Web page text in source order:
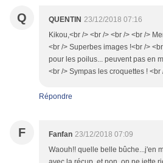
Q QUENTIN 23/12/2018 07:16
Kikou,<br /> <br /> <br /> <br />
<br /> Superbes images !<br />
pour les poilus... peuvent pas en
<br /> Sympas les croquettes ! <br
Répondre
F Fanfan 23/12/2018 07:09
Waouh!! quelle belle bûche...j'en